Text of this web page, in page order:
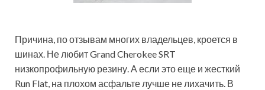
Причина, по отзывам многих владельцев, кроется в
шинах. Не любит Grand Cherokee SRT
низкопрофильную резину. А если это еще и жесткий
Run Flat, на плохом асфальте лучше не лихачить. В